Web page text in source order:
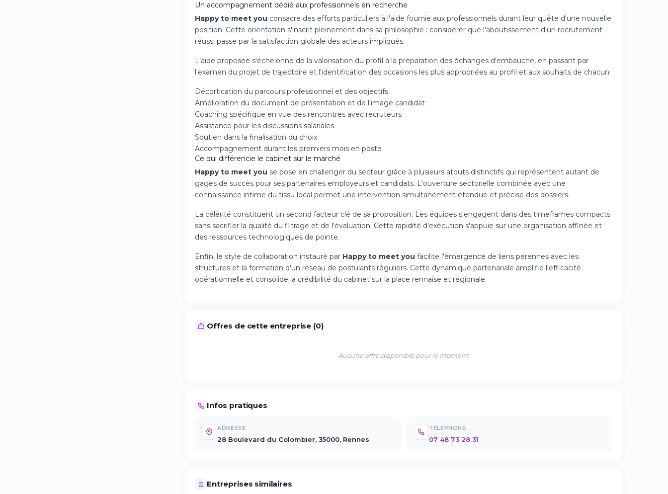
Un accompagnement dédié aux professionnels en recherche
Happy to meet you consacre des efforts particuliers à l'aide fournie aux professionnels durant leur quête d'une nouvelle
position. Cette orientation s'inscrit pleinement dans sa philosophie : considérer que l'aboutissement d'un recrutement
réussi passe par la satisfaction globale des acteurs impliqués.
L'aide proposée s'échelonne de la valorisation du profil à la préparation des échanges d'embauche, en passant par
l'examen du projet de trajectoire et l'identification des occasions les plus appropriées au profil et aux souhaits de chacun.
Décortication du parcours professionnel et des objectifs
Amélioration du document de présentation et de l'image candidat
Coaching spécifique en vue des rencontres avec recruteurs
Assistance pour les discussions salariales
Soutien dans la finalisation du choix
Accompagnement durant les premiers mois en poste
Ce qui différencie le cabinet sur le marché
Happy to meet you se pose en challenger du secteur grâce à plusieurs atouts distinctifs qui représentent autant de
gages de succès pour ses partenaires employeurs et candidats. L'ouverture sectorielle combinée avec une
connaissance intime du tissu local permet une intervention simultanément étendue et précise des dossiers.
La célérité constituent un second facteur clé de sa proposition. Les équipes s'engagent dans des timeframes compacts
sans sacrifier la qualité du filtrage et de l'évaluation. Cette rapidité d'exécution s'appuie sur une organisation affinée et
des ressources technologiques de pointe.
Enfin, le style de collaboration instauré par Happy to meet you facilite l'émergence de liens pérennes avec les
structures et la formation d'un réseau de postulants réguliers. Cette dynamique partenariale amplifie l'efficacité
opérationnelle et consolide la crédibilité du cabinet sur la place rennaise et régionale.
Offres de cette entreprise (0)
Aucune offre disponible pour le moment.
Infos pratiques
ADRESSE
28 Boulevard du Colombier, 35000, Rennes
TÉLÉPHONE
07 48 73 28 31
Entreprises similaires